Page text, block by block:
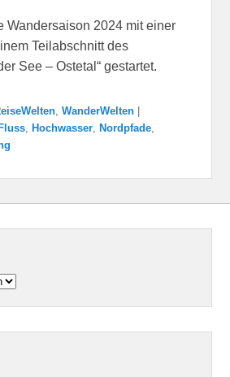
Wandersaison 2024 mit einer
Teilabschnitt des
See – Ostetal“ gestartet.
, WanderWelten
Fluss, Hochwasser, Nordpfade,